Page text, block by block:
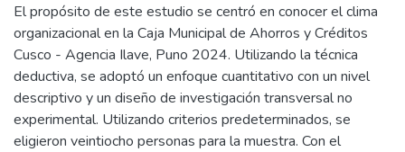
El propósito de este estudio se centró en conocer el clima
organizacional en la Caja Municipal de Ahorros y Créditos
Cusco - Agencia Ilave, Puno 2024. Utilizando la técnica
deductiva, se adoptó un enfoque cuantitativo con un nivel
descriptivo y un diseño de investigación transversal no
experimental. Utilizando criterios predeterminados, se
eligieron veintiocho personas para la muestra. Con el